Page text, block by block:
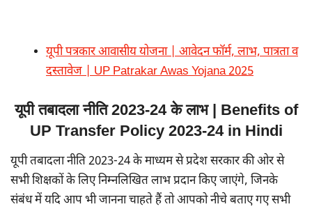
यूपी पत्रकार आवासीय योजना | आवेदन फॉर्म, लाभ, पात्रता व
दस्तावेज | UP Patrakar Awas Yojana 2025
यूपी तबादला नीति 2023-24 के लाभ | Benefits of
UP Transfer Policy 2023-24 in Hindi
यूपी तबादला नीति 2023-24 के माध्यम से प्रदेश सरकार की ओर से
सभी शिक्षकों के लिए निम्नलिखित लाभ प्रदान किए जाएंगे, जिनके
संबंध में यदि आप भी जानना चाहते हैं तो आपको नीचे बताए गए सभी